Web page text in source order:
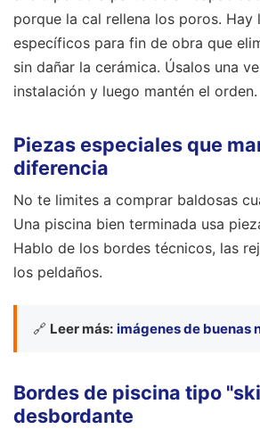
porque la cal rellena los poros. Hay
específicos para fin de obra que
sin dañar la cerámica. Úsalos una
instalación y luego mantén el orden.
Piezas especiales que
diferencia
No te limites a comprar baldosas
Una piscina bien terminada usa
Hablo de los bordes técnicos, las
los peldaños.
🔗 Leer más: imágenes de buenas
Bordes de piscina tipo
desbordante